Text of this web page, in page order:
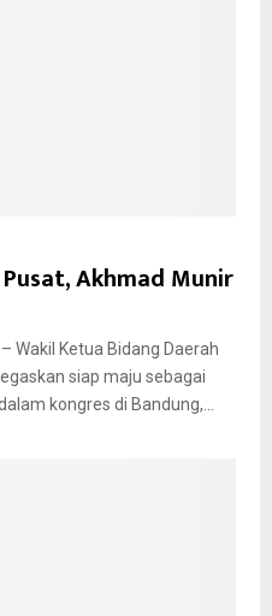
Akhmad Munir
Wakil Ketua Bidang Daerah
siap maju sebagai
kongres di Bandung,...